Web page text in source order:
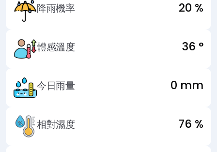
降雨機率 20 %
體感溫度 36 °
今日雨量 0 mm
相對濕度 76 %